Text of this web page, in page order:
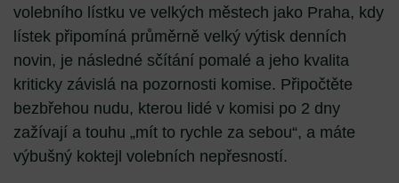
volebního lístku ve velkých městech jako Praha, kdy
lístek připomíná průměrně velký výtisk denních
novin, je následné sčítání pomalé a jeho kvalita
kriticky závislá na pozornosti komise. Připočtěte
bezbřehou nudu, kterou lidé v komisi po 2 dny
zažívají a touhu „mít to rychle za sebou“, a máte
výbušný koktejl volebních nepřesností.